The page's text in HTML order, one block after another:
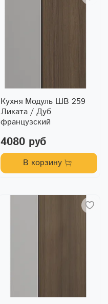
Кухня Модуль ШВ 259
Ликата / Дуб
французский
4080 руб
В корзину